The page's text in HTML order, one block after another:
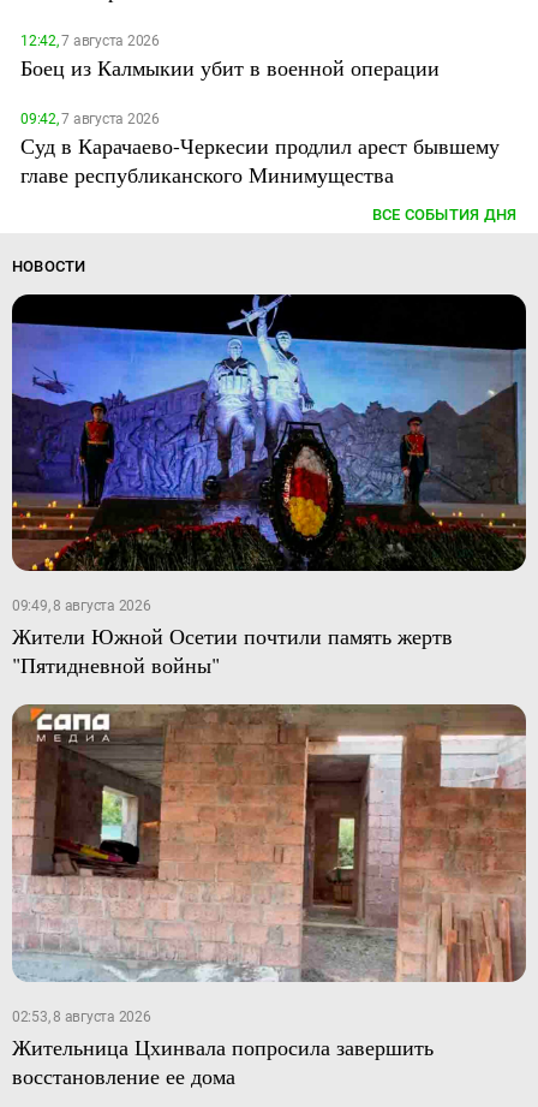
12:42,7 августа 2026
Боец из Калмыкии убит в военной операции
09:42,7 августа 2026
Суд в Карачаево-Черкесии продлил арест бывшему
главе республиканского Минимущества
ВСЕ СОБЫТИЯ ДНЯ
НОВОСТИ
09:49, 8 августа 2026
Жители Южной Осетии почтили память жертв
"Пятидневной войны"
02:53, 8 августа 2026
Жительница Цхинвала попросила завершить
восстановление ее дома